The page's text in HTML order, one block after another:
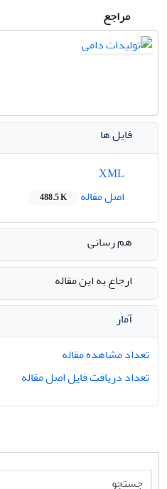
مراجع
فایل ها
اصل مقاله
488.5 K
هم رسانی
ارجاع به این مقاله
آمار
تعداد مشاهده مقاله
تعداد دریافت فایل اصل مقاله